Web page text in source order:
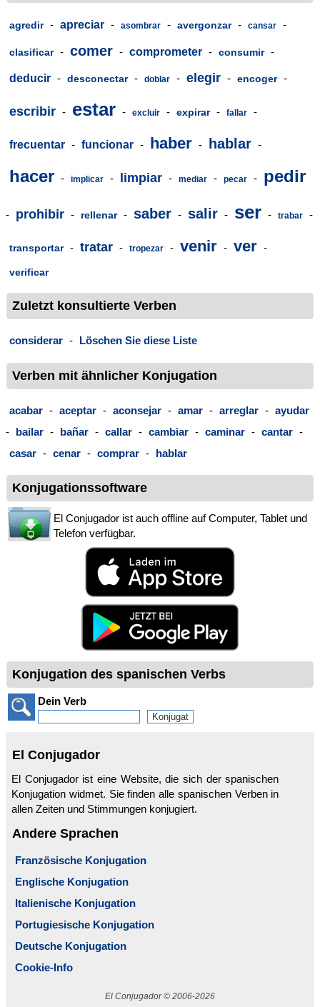
agredir - apreciar - asombrar - avergonzar - cansar -
clasificar - comer - comprometer - consumir -
deducir - desconectar - doblar - elegir - encoger -
escribir - estar - excluir - expirar - fallar -
frecuentar - funcionar - haber - hablar -
hacer - implicar - limpiar - mediar - pecar - pedir
- prohibir - rellenar - saber - salir - ser - trabar -
transportar - tratar - tropezar - venir - ver -
verificar
Zuletzt konsultierte Verben
considerar - Löschen Sie diese Liste
Verben mit ähnlicher Konjugation
acabar - aceptar - aconsejar - amar - arreglar - ayudar
- bailar - bañar - callar - cambiar - caminar - cantar -
casar - cenar - comprar - hablar
Konjugationssoftware
El Conjugador ist auch offline auf Computer, Tablet und
Telefon verfügbar.
Konjugation des spanischen Verbs
Dein Verb
El Conjugador
El Conjugador ist eine Website, die sich der spanischen
Konjugation widmet. Sie finden alle spanischen Verben in
allen Zeiten und Stimmungen konjugiert.
Andere Sprachen
Französische Konjugation
Englische Konjugation
Italienische Konjugation
Portugiesische Konjugation
Deutsche Konjugation
Cookie-Info
El Conjugador © 2006-2026